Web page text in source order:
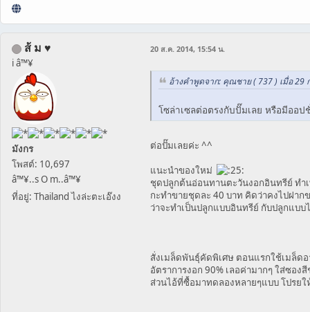
ส้ ม ♥
i â™¥
มังกร
โพสต์: 10,697
â™¥..s O m..â™¥
ที่อยู่: Thailand ไงล่ะตะเอ๊งง
20 ส.ค. 2014, 15:54 น.
อ้างคำพูดจาก: คุณชาย ( 737 ) เมื่อ 29
โซล่าเซลต่อตรงกับปั๊มเลย หรือมีออ
ต่อปั๊มเลยค่ะ ^^
แนะนำของใหม่
ชุดปลูกต้นอ่อนทานตะวันงอกอินทรีย์ ทำ
กะทำขายชุดละ 40 บาท คิดว่าคงไปฝา
ว่าจะทำเป็นปลูกแบบอินทรีย์ กับปลูกแบบ
สั่งเมล็ดพันธุ์คัดพิเศษ ตอนแรกใช้เมล็ด
อัตราการงอก 90% เลอค่ามากๆ ใส่ซอ
ส่วนไอ้ที่ซื้อมาทดลองหลายๆแบบ โปรย